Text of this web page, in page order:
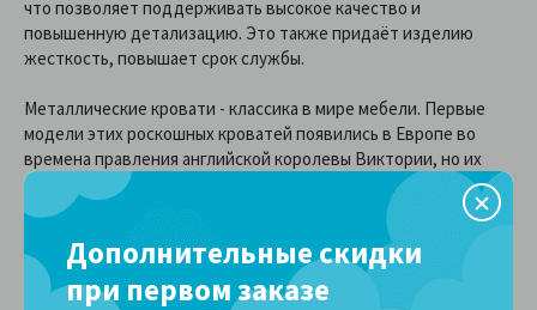
Доставка и оплата
что позволяет поддерживать высокое качество и
повышенную детализацию. Это также придаёт изделию
жесткость, повышает срок службы.
Металлические кровати - классика в мире мебели. Первые
модели этих роскошных кроватей появились в Европе во
времена правления английской королевы Виктории, но их
аналоги сохраняют высокую популярность и в интерьерах
современных спален.
Дополнительные скидки
при первом заказе